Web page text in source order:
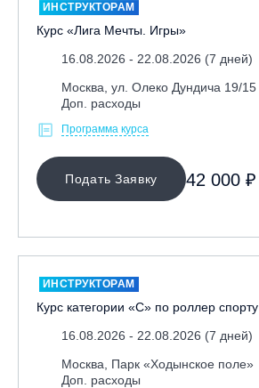
ИНСТРУКТОРАМ
Курс «Лига Мечты. Игры»
16.08.2026 - 22.08.2026 (7 дней)
Москва, ул. Олеко Дундича 19/15
Доп. расходы
Программа курса
Подать Заявку 42 000 ₽
ИНСТРУКТОРАМ
Курс категории «С» по роллер спорту
16.08.2026 - 22.08.2026 (7 дней)
Москва, Парк «Ходынское поле»
Доп. расходы